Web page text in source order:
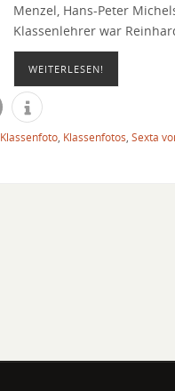
Menzel, Hans-Peter
Klassenlehrer war
WEITERLESEN!
Klassenfoto Klassenfotos Sexta